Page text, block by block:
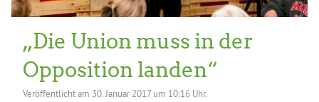
„Die Union muss in der
Opposition landen“
Veröffentlicht am 30. Januar 2017 um 10:16 Uhr.